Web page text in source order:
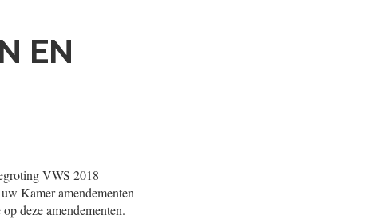
EN
VWS 2018
Kamer amendementen
deze amendementen.